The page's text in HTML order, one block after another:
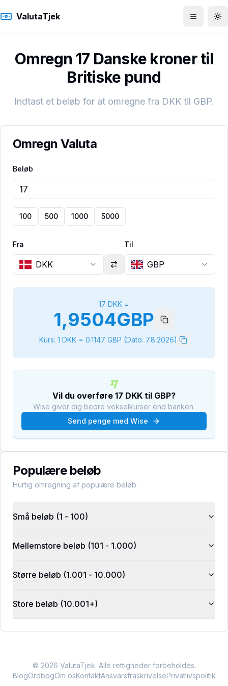
ValutaTjek Åbn menu
Omregn 17 Danske kroner til
Britiske pund
Indtast et beløb for at omregne fra DKKtil GBP.
Omregn Valuta
Beløb
100 500 1000 5000
Fra
DKK
Til
GBP
17 DKK =
1,9504GBP
Kurs: 1 DKK= 0.1147 GBP (Dato: 7.8.2026)
Vil du overføre 17 DKK til GBP?
Wise giver dig bedre vekselkurser end banken.
Send penge med Wise
Populære beløb
Hurtig omregning af populære beløb.
Små beløb (1 - 100)
Mellemstore beløb (101 - 1.000)
Større beløb (1.001 - 10.000)
Store beløb (10.001+)
© 2026 ValutaTjek. Alle rettigheder forbeholdes.
BlogOrdbogOm osKontaktAnsvarsfraskrivelsePrivatlivspolitik